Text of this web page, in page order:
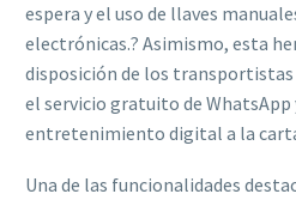
espera y el uso de llaves
electrónicas.? Asimismo, esta
disposición de los
el servicio gratuito de
entretenimiento digital a la
Una de las funcionalidades